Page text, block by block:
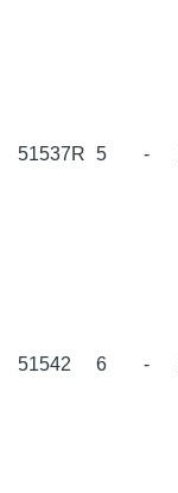
51537R 5 -
51542 6 -